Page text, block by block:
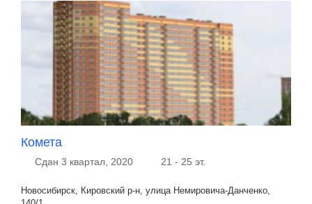
Комета
Сдан 3 квартал, 2020 21 - 25 эт.
Новосибирск, Кировский р-н, улица Немировича-Данченко,